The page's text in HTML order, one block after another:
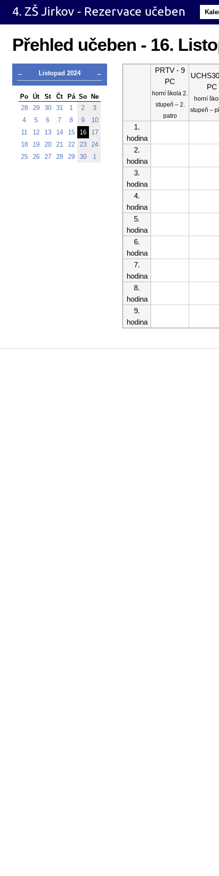
4. ZŠ Jirkov - Rezervace učeben
Přehled učeben - 16.
← Listopad 2024 →
Po Út St Čt Pá So
Ne
28
29 30 31 1 2
3
4
5 6 7 8 9
10
11
12 13 14 15 16
17
18
19 20 21 22 23
24
25
26 27 28 29 30 1
PRTV - 9
PC
horní škola 2.
stupeň – 2.
patro
PC
horní
stupeň –
1.
hodina
2.
hodina
3.
hodina
4.
hodina
5.
hodina
6.
hodina
7.
hodina
8.
hodina
9.
hodina